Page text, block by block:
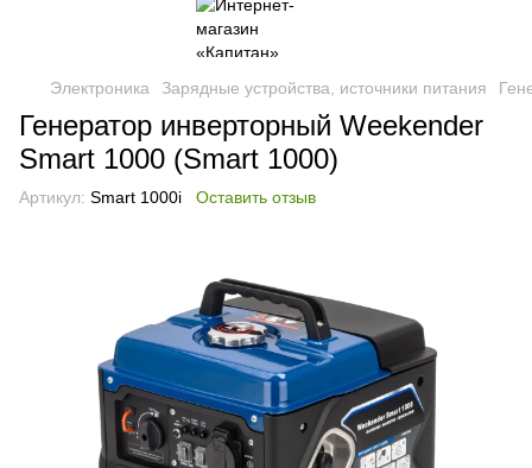
Электроника Зарядные устройства, источники питания
Генератор инверторный Weekender
Smart 1000 (Smart 1000)
Артикул: Smart 1000i Оставить отзыв